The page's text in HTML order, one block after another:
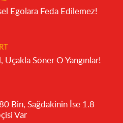
Egolara Feda Edilemez!
Uçakla Söner O Yangınlar!
Bin, Sağdakinin İse 1.8
Var